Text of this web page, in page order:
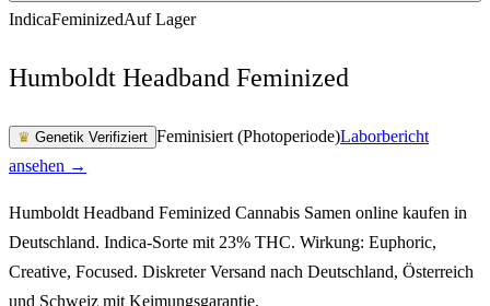
IndicaFeminizedAuf Lager
Humboldt Headband Feminized
♛ Genetik Verifiziert Feminisiert (Photoperiode)Laborbericht
ansehen →
Humboldt Headband Feminized Cannabis Samen online kaufen in
Deutschland. Indica-Sorte mit 23% THC. Wirkung: Euphoric,
Creative, Focused. Diskreter Versand nach Deutschland, Österreich
und Schweiz mit Keimungsgarantie.